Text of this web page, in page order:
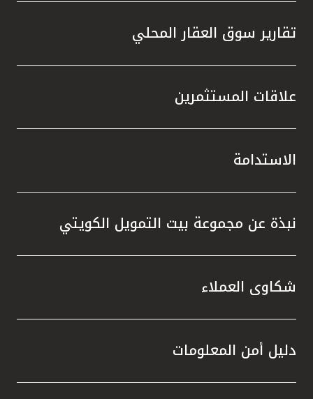
تقارير سوق العقار المحلي
علاقات المستثمرين
الاستدامة
نبذة عن مجموعة بيت التمويل الكويتي
شكاوى العملاء
دليل أمن المعلومات